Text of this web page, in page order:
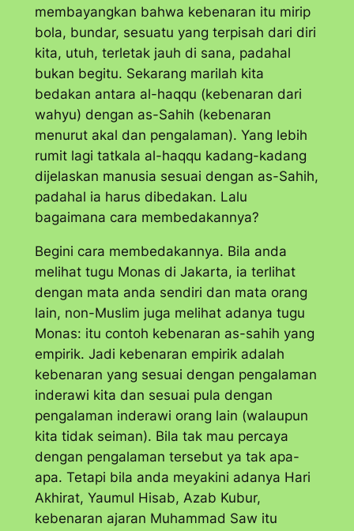
membayangkan bahwa kebenaran itu mirip
bola, bundar, sesuatu yang terpisah dari diri
kita, utuh, terletak jauh di sana, padahal
bukan begitu. Sekarang marilah kita
bedakan antara al-haqqu (kebenaran dari
wahyu) dengan as-Sahih (kebenaran
menurut akal dan pengalaman). Yang lebih
rumit lagi tatkala al-haqqu kadang-kadang
dijelaskan manusia sesuai dengan as-Sahih,
padahal ia harus dibedakan. Lalu
bagaimana cara membedakannya?
Begini cara membedakannya. Bila anda
melihat tugu Monas di Jakarta, ia terlihat
dengan mata anda sendiri dan mata orang
lain, non-Muslim juga melihat adanya tugu
Monas: itu contoh kebenaran as-sahih yang
empirik. Jadi kebenaran empirik adalah
kebenaran yang sesuai dengan pengalaman
inderawi kita dan sesuai pula dengan
pengalaman inderawi orang lain (walaupun
kita tidak seiman). Bila tak mau percaya
dengan pengalaman tersebut ya tak apa-
apa. Tetapi bila anda meyakini adanya Hari
Akhirat, Yaumul Hisab, Azab Kubur,
kebenaran ajaran Muhammad Saw itu